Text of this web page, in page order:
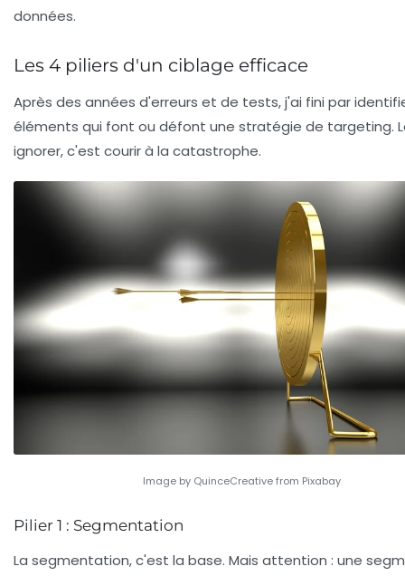
données.
Les 4 piliers d'un ciblage efficace
Après des années d'erreurs et de tests, j'ai fini par
éléments qui font ou défont une stratégie de targeting.
ignorer, c'est courir à la catastrophe.
Image by QuinceCreative from Pixabay
Pilier 1 : Segmentation
La segmentation, c'est la base. Mais attention : une